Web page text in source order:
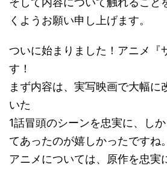
くようお願い申し上げます。
ついに始まりました！アニメ『
す！
まず内容は、実写映画で大幅に
いた
1話冒頭のシーンを忠実に、し
てあったのが嬉しかったですね。
アニメについては、原作を忠実